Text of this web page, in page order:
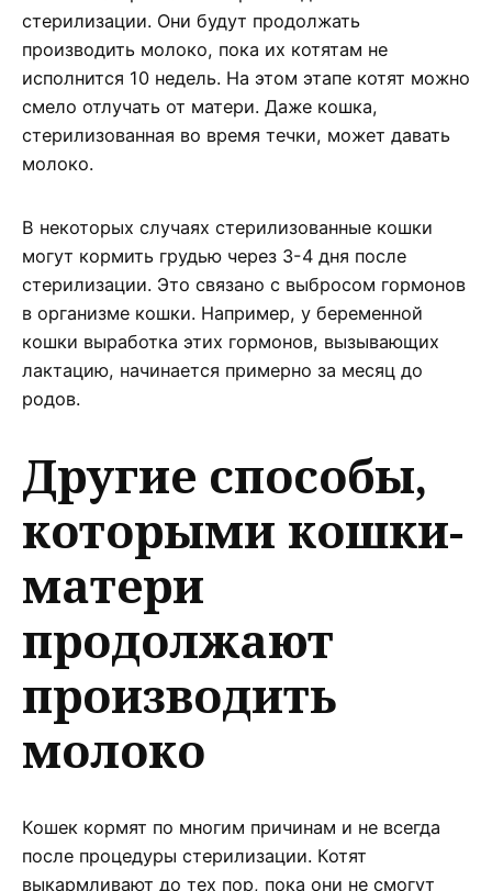
стерилизации. Они будут продолжать
производить молоко, пока их котятам не
исполнится 10 недель. На этом этапе котят можно
смело отлучать от матери. Даже кошка,
стерилизованная во время течки, может давать
молоко.
В некоторых случаях стерилизованные кошки
могут кормить грудью через 3-4 дня после
стерилизации. Это связано с выбросом гормонов
в организме кошки. Например, у беременной
кошки выработка этих гормонов, вызывающих
лактацию, начинается примерно за месяц до
родов.
Другие способы,
которыми кошки-
матери
продолжают
производить
молоко
Кошек кормят по многим причинам и не всегда
после процедуры стерилизации. Котят
выкармливают до тех пор, пока они не смогут